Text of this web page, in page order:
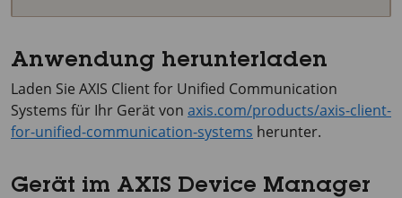
Anwendung herunterladen
Laden Sie AXIS Clientfor Unified Communication
Systems für Ihr Gerät von axis.com/products/axis-client-
for-unified-communication-systems herunter.
Gerät im AXIS Device Manager